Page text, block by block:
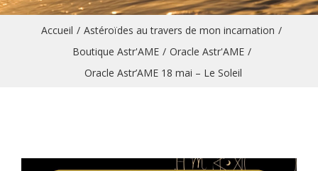
Accueil / Astéroïdes au travers de mon incarnation /
Boutique Astr'AME / Oracle Astr'AME /
Oracle Astr’AME 18 mai – Le Soleil